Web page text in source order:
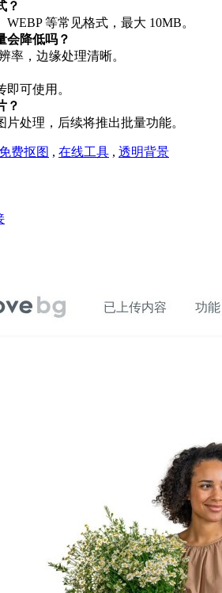
？
WEBP 等常见格式，最大 10MB。
会降低吗？
率，边缘处理清晰。
可使用。
？
片处理，后续将推出批量功能。
免费抠图 , 在线工具 , 透明背景